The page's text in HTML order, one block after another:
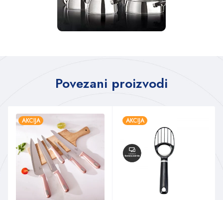
Povezani proizvodi
AKCIJA AKCIJA